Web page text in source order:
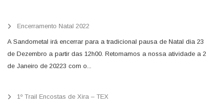
Encerramento Natal 2022
A Sandometal irá encerrar para a tradicional pausa de Natal dia 23
de Dezembro a partir das 12h00. Retomamos a nossa atividade a 2
de Janeiro de 20223 com o...
1º Trail Encostas de Xira – TEX